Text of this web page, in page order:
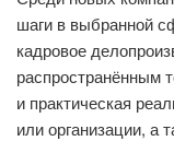
шаги в выбранной
кадровое
распространённым
и практическая
или организации, а